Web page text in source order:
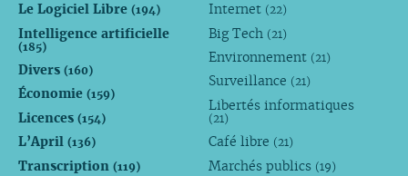
Le Logiciel Libre (194)
Intelligence artificielle
(185)
Divers (160)
Économie (159)
Licences (154)
L’April (136)
Transcription (119)
Internet (22)
Big Tech (21)
Environnement (21)
Surveillance (21)
Libertés informatiques
(21)
Café libre (21)
Marchés publics (19)